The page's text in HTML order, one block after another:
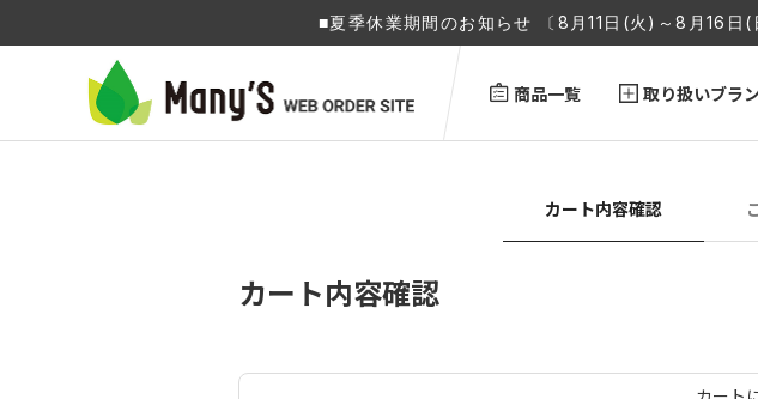
■夏季休業期間のお知らせ 〔8月11日(火)～8月16日
商品一覧 取り扱いブラ
カート内容確認
カート内容確認